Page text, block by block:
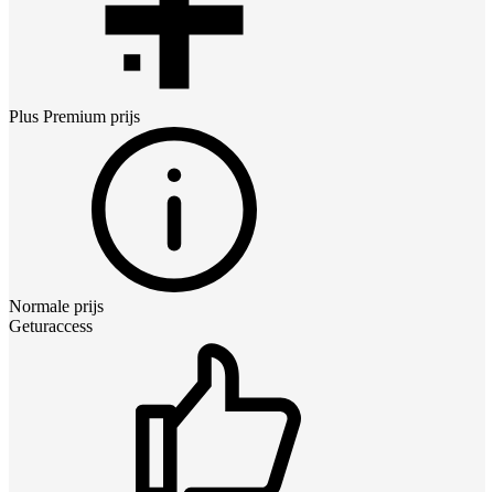
Plus Premium prijs
Normale prijs
Geturaccess